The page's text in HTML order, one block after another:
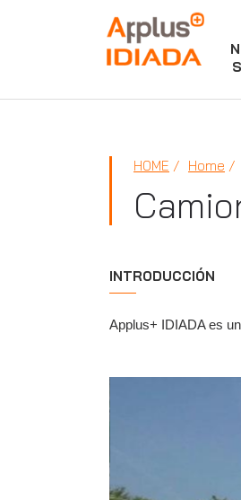
APPLUS+
HOME Home
INTRODUCCIÓN
Applus+ IDIADA es